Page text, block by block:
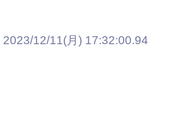
2023/12/11(月) 17:32:00.94